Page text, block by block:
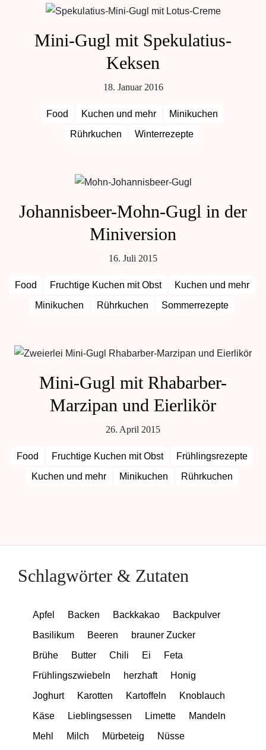
Mini-Gugl mit Spekulatius-
Keksen
18. Januar 2016
Food Kuchen und mehr
Minikuchen
Rührkuchen
Winterrezepte
Johannisbeer-Mohn-Gugl in der
Miniversion
16. Juli 2015
Food Fruchtige Kuchen mit Obst
Kuchen und mehr
Minikuchen
Rührkuchen Sommerrezepte
Mini-Gugl mit Rhabarber-
Marzipan und Eierlikör
26. April 2015
Food Fruchtige Kuchen mit Obst
Frühlingsrezepte
Kuchen und mehr
Minikuchen Rührkuchen
Schlagwörter & Zutaten
Apfel Backen Backkakao
Backpulver
Basilikum
Beeren
brauner Zucker
Brühe
Butter Chili Ei
Feta
Frühlingszwiebeln
herzhaft
Honig
Joghurt
Karotten Kartoffeln
Knoblauch
Käse
Lieblingsessen Limette
Mandeln
Mehl
Milch Mürbeteig Nüsse